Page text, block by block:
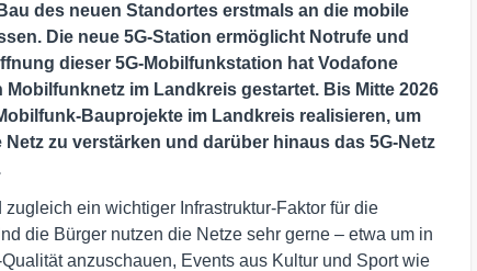
des neuen Standortes erstmals an die mobile
Die neue 5G-Station ermöglicht Notrufe und
dieser 5G-Mobilfunkstation hat Vodafone
im Landkreis gestartet. Bis Mitte 2026
Bauprojekte im Landkreis realisieren, um
zu verstärken und darüber hinaus das 5G-Netz
ein wichtiger Infrastruktur-Faktor für die
die Bürger nutzen die Netze sehr gerne – etwa um in
anzuschauen, Events aus Kultur und Sport wie